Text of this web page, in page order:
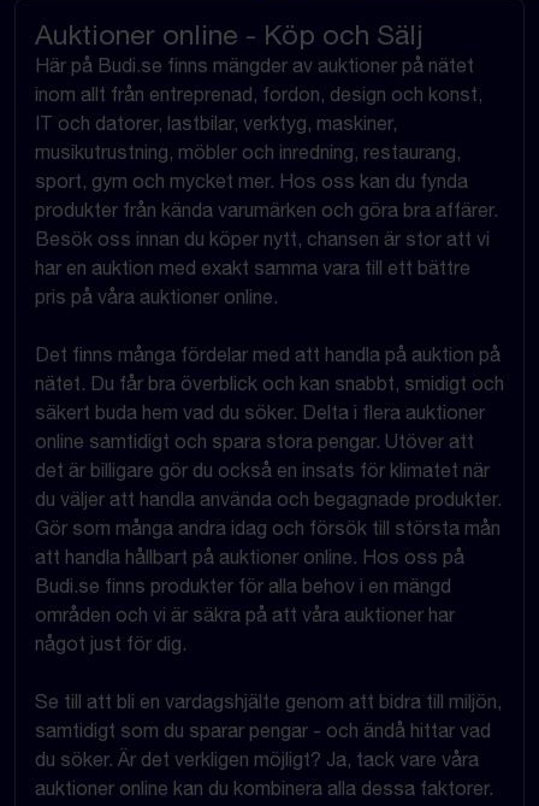
Auktioner online - Köp och Sälj
Här på Budi.se finns mängder av auktioner på nätet
inom allt från entreprenad, fordon, design och konst,
IT och datorer, lastbilar, verktyg, maskiner,
musikutrustning, möbler och inredning, restaurang,
sport, gym och mycket mer. Hos oss kan du fynda
produkter från kända varumärken och göra bra affärer.
Besök oss innan du köper nytt, chansen är stor att vi
har en auktion med exakt samma vara till ett bättre
pris på våra auktioner online.
Det finns många fördelar med att handla på auktion på
nätet. Du får bra överblick och kan snabbt, smidigt och
säkert buda hem vad du söker. Delta i flera auktioner
online samtidigt och spara stora pengar. Utöver att
det är billigare gör du också en insats för klimatet när
du väljer att handla använda och begagnade produkter.
Gör som många andra idag och försök till största mån
att handla hållbart på auktioner online. Hos oss på
Budi.se finns produkter för alla behov i en mängd
områden och vi är säkra på att våra auktioner har
något just för dig.
Se till att bli en vardagshjälte genom att bidra till miljön,
samtidigt som du sparar pengar - och ändå hittar vad
du söker. Är det verkligen möjligt? Ja, tack vare våra
auktioner online kan du kombinera alla dessa faktorer.